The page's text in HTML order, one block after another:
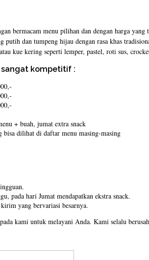
bermacam menu pilihan dan dengan harga
putih dan tumpeng hijau dengan rasa khas
kue kering seperti lemper, pastel, roti sus,
kompetitif :
+ buah, jumat extra snack
bisa dilihat di daftar menu masing-masing
pada hari Jumat mendapatkan ekstra snack.
yang bervariasi besarnya.
kami untuk melayani Anda. Kami selalu